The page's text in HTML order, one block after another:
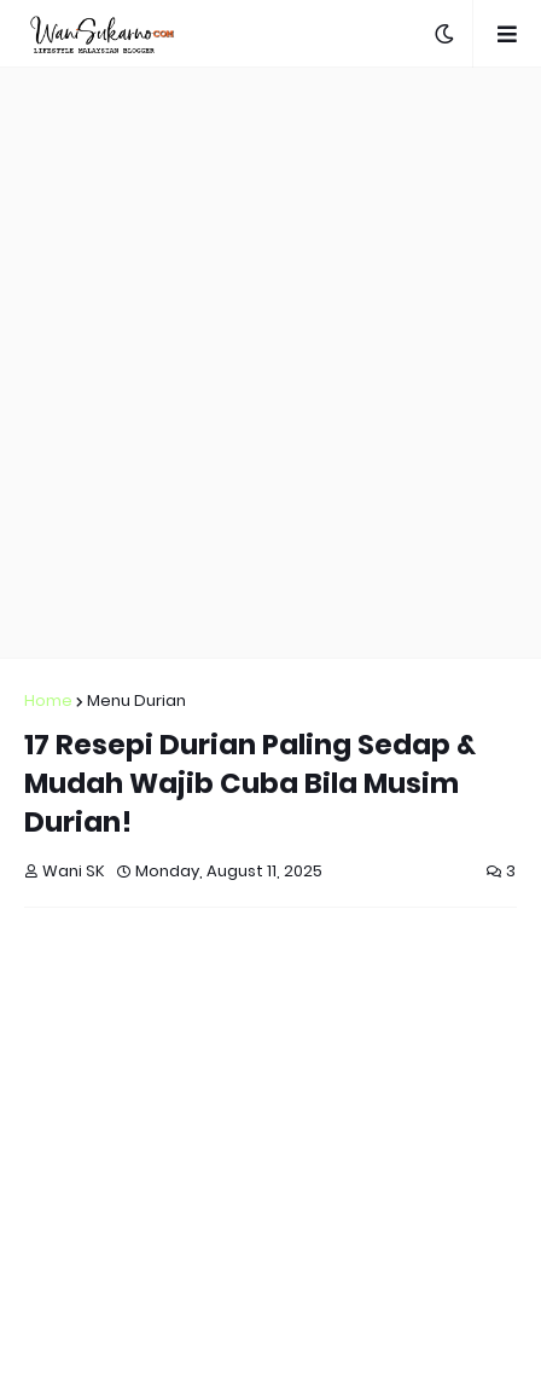
Home Menu Durian
17 Resepi Durian Paling Sedap &
Mudah Wajib Cuba Bila Musim
Durian!
Wani SK Monday, August 11, 2025 3